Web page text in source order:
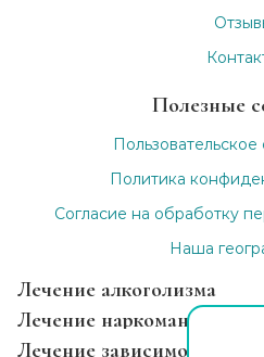
Полезные
Политика
Согласие на обработку
Наша
Лечение алкоголизма
Вывод из запоя
Лечение наркомании
Лечение зависимости